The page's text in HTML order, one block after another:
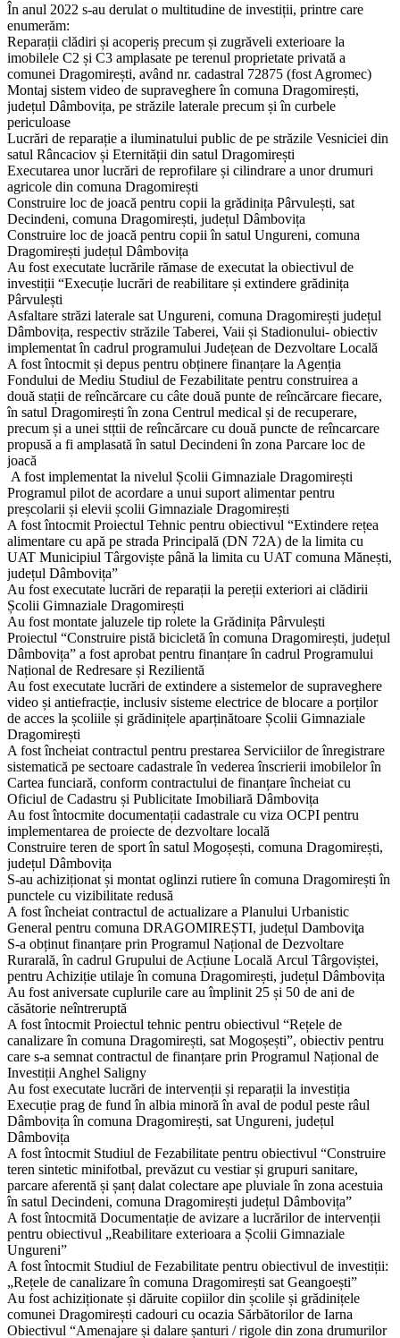
În anul 2022 s-au derulat o multitudine de investiții, printre care
enumerăm:
Reparații clădiri și acoperiș precum și zugrăveli exterioare la
imobilele C2 și C3 amplasate pe terenul proprietate privată a
comunei Dragomirești, având nr. cadastral 72875 (fost Agromec)
Montaj sistem video de supraveghere în comuna Dragomirești,
județul Dâmbovița, pe străzile laterale precum și în curbele
periculoase
Lucrări de reparație a iluminatului public de pe străzile Vesniciei din
satul Râncaciov și Eternității din satul Dragomirești
Executarea unor lucrări de reprofilare și cilindrare a unor drumuri
agricole din comuna Dragomirești
Construire loc de joacă pentru copii la grădinița Pârvulești, sat
Decindeni, comuna Dragomirești, județul Dâmbovița
Construire loc de joacă pentru copii în satul Ungureni, comuna
Dragomirești județul Dâmbovița
Au fost executate lucrările rămase de executat la obiectivul de
investiții “Execuție lucrări de reabilitare și extindere grădinița
Pârvulești
Asfaltare străzi laterale sat Ungureni, comuna Dragomirești județul
Dâmbovița, respectiv străzile Taberei, Vaii și Stadionului- obiectiv
implementat în cadrul programului Județean de Dezvoltare Locală
A fost întocmit și depus pentru obținere finanțare la Agenția
Fondului de Mediu Studiul de Fezabilitate pentru construirea a
două stații de reîncărcare cu câte două punte de reîncărcare fiecare,
în satul Dragomirești în zona Centrul medical și de recuperare,
precum și a unei stțtii de reîncărcare cu două puncte de reîncarcare
propusă a fi amplasată în satul Decindeni în zona Parcare loc de
joacă
A fost implementat la nivelul Școlii Gimnaziale Dragomirești
Programul pilot de acordare a unui suport alimentar pentru
preșcolarii și elevii școlii Gimnaziale Dragomirești
A fost întocmit Proiectul Tehnic pentru obiectivul “Extindere rețea
alimentare cu apă pe strada Principală (DN 72A) de la limita cu
UAT Municipiul Târgoviște până la limita cu UAT comuna Mănești,
județul Dâmbovița”
Au fost executate lucrări de reparații la pereții exteriori ai clădirii
Școlii Gimnaziale Dragomirești
Au fost montate jaluzele tip rolete la Grădinița Pârvulești
Proiectul “Construire pistă bicicletă în comuna Dragomirești, județul
Dâmbovița” a fost aprobat pentru finanțare în cadrul Programului
Național de Redresare și Rezilientă
Au fost executate lucrări de extindere a sistemelor de supraveghere
video și antiefracție, inclusiv sisteme electrice de blocare a porților
de acces la școliile și grădinițele aparținătoare Școlii Gimnaziale
Dragomirești
A fost încheiat contractul pentru prestarea Serviciilor de înregistrare
sistematică pe sectoare cadastrale în vederea înscrierii imobilelor în
Cartea funciară, conform contractului de finanțare încheiat cu
Oficiul de Cadastru și Publicitate Imobiliară Dâmbovița
Au fost întocmite documentații cadastrale cu viza OCPI pentru
implementarea de proiecte de dezvoltare locală
Construire teren de sport în satul Mogoșești, comuna Dragomirești,
județul Dâmbovița
S-au achiziționat și montat oglinzi rutiere în comuna Dragomirești în
punctele cu vizibilitate redusă
A fost încheiat contractul de actualizare a Planului Urbanistic
General pentru comuna DRAGOMIREȘTI, județul Damboviţa
S-a obținut finanțare prin Programul Național de Dezvoltare
Rurarală, în cadrul Grupului de Acțiune Locală Arcul Târgoviștei,
pentru Achiziție utilaje în comuna Dragomirești, județul Dâmbovița
Au fost aniversate cuplurile care au împlinit 25 și 50 de ani de
căsătorie neîntreruptă
A fost întocmit Proiectul tehnic pentru obiectivul “Rețele de
canalizare în comuna Dragomirești, sat Mogoșești”, obiectiv pentru
care s-a semnat contractul de finanțare prin Programul Național de
Investiții Anghel Saligny
Au fost executate lucrări de intervenții și reparații la investiția
Execuție prag de fund în albia minoră în aval de podul peste râul
Dâmbovița în comuna Dragomirești, sat Ungureni, județul
Dâmbovița
A fost întocmit Studiul de Fezabilitate pentru obiectivul “Construire
teren sintetic minifotbal, prevăzut cu vestiar și grupuri sanitare,
parcare aferentă și șanț dalat colectare ape pluviale în zona acestuia
în satul Decindeni, comuna Dragomirești județul Dâmbovița”
A fost întocmită Documentație de avizare a lucrărilor de intervenții
pentru obiectivul „Reabilitare exterioara a Școlii Gimnaziale
Ungureni”
A fost întocmit Studiul de Fezabilitate pentru obiectivul de investiții:
„Rețele de canalizare în comuna Dragomirești sat Geangoești”
Au fost achiziționate și dăruite copiilor din școlile și grădinițele
comunei Dragomirești cadouri cu ocazia Sărbătorilor de Iarna
Obiectivul “Amenajare și dalare șanturi / rigole din zona drumurilor